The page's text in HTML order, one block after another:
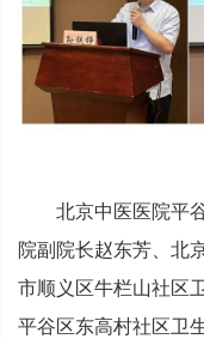
北京中医医院平
院副院长赵东芳、北
市顺义区牛栏山社区
平谷区东高村社区卫